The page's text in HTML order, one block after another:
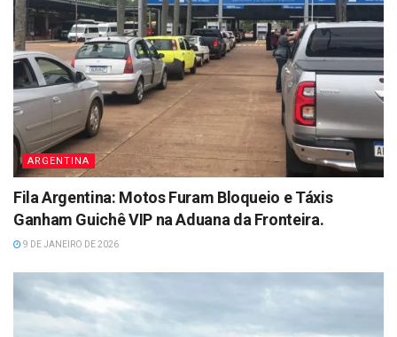
ARGENTINA
Fila Argentina: Motos Furam Bloqueio e Táxis
Ganham Guichê VIP na Aduana da Fronteira.
9 DE JANEIRO DE 2026